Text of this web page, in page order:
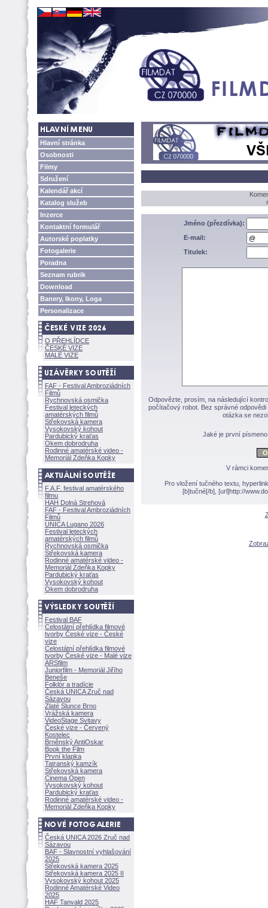
Hlavní stránka
Osobnosti
Filmy
Sdružení
Kalendář akcí
Katalog služeb
Inzerce
Kontaktní formulář
Autorské poplatky
Fotogalerie
Poradna
Seznam rubrik
Download
Banery, Ikony, Loga
Personalizace
O PŘEHLÍDCE
ČESKÉ VIZE
MALÉ VIZE
FAF - Festival Ambroziádních
Filmů
Rychnovská osmička
Festival leteckých
amatérských filmů
Střekovská kamera
Vysokovský kohout
Pardubický kraťas
Okem dobrodruha
Rodinné amatérské video -
Memoriál Zdeňka Kopky
F.A.F. festival amatérského
filmu
HAH Dolná Strehov
FAF - Festival Ambroziádních
Filmů
UNICA Lugano 2026
Festival leteckých
amatérských filmů
Rychnovská osmička
Střekovská kamera
Rodinné amatérské video -
Memoriál Zdeňka Kopky
Pardubický kraťas
Vysokovský kohout
Okem dobrodruha
Festival BAF
Celostátní přehlídka filmové
tvorby České vize - České
vize
Celostátní přehlídka filmové
tvorby České vize - Malé vize
ARSfilm
Juniorfilm - Memoriál Jiřího
Beneše
Folklór a tradície
Česká UNICA Zruč nad
Sázavou
Zlaté Slunce Brno
Vrážská kamera
VideoStage Svitavy
České vize - Červený
Kostelec
Brněnský AntiOskar
Book the Film
První klapka
Tatranský kamzík
Střekovská kamera
Cinema Open
Vysokovský kohout
Pardubický kraťas
Rodinné amatérské video -
Memoriál Zdeňka Kopky
Česká UNICA 2026 Zruč nad
Sázavou
BAF - Slavnostní vyhlašování
2025
Střekovská kamera 2025
Střekovská kamera 2025 II
Vysokovský kohout 2025
Rodinné Amatérské Video
2025
HAF Tanvald 2025
Jméno (přezdívka):
E-mail:
Titulek:
Odpovězte, prosím, na následující
počítačový robot. Bez správné
otázka se
Jaké je první
V rámci
Pro vložení tučného textu,
[b]tučné[/b], [url]http://